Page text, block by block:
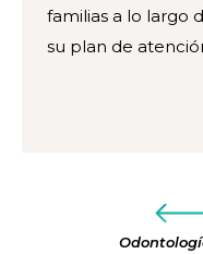
familias a lo largo
su plan de